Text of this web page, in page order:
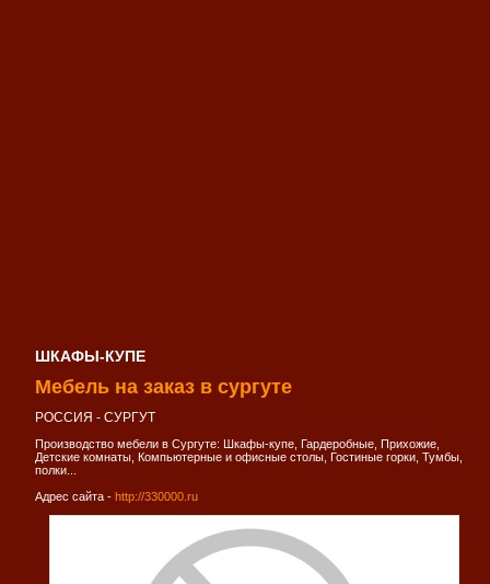
ШКАФЫ-КУПЕ
Мебель на заказ в сургуте
РОССИЯ - СУРГУТ
Производство мебели в Сургуте: Шкафы-купе, Гардеробные, Прихожие,
Детские комнаты, Компьютерные и офисные столы, Гостиные горки, Тумбы,
полки...
Адрес сайта - http://330000.ru